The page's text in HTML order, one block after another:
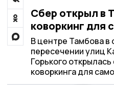
Сбер открыл в
коворкинг для
В центре Тамбова в
пересечении улиц
Горького
коворкинга для